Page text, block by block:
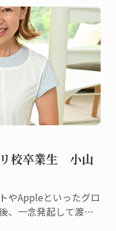
校卒業生 小山
やAppleといったグロ
、一念発起して渡